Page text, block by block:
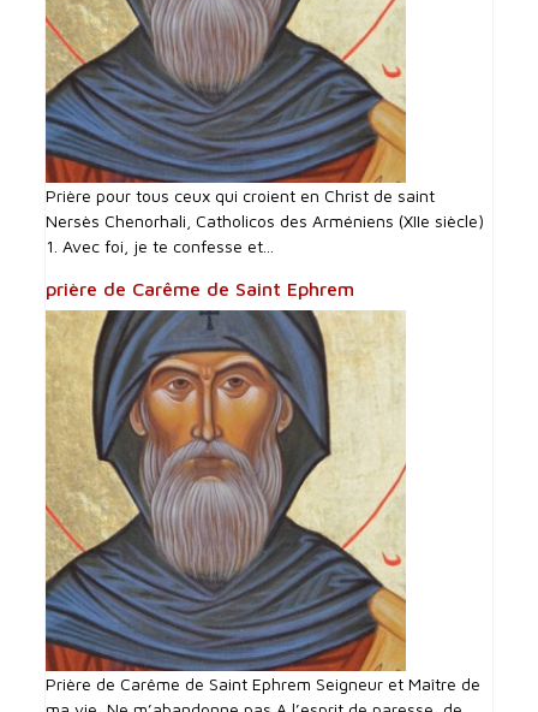
Prière pour tous ceux qui croient en Christ de saint
Nersès Chenorhali, Catholicos des Arméniens (XIIe siècle)
1. Avec foi, je te confesse et...
prière de Carême de Saint Ephrem
Prière de Carême de Saint Ephrem Seigneur et Maître de